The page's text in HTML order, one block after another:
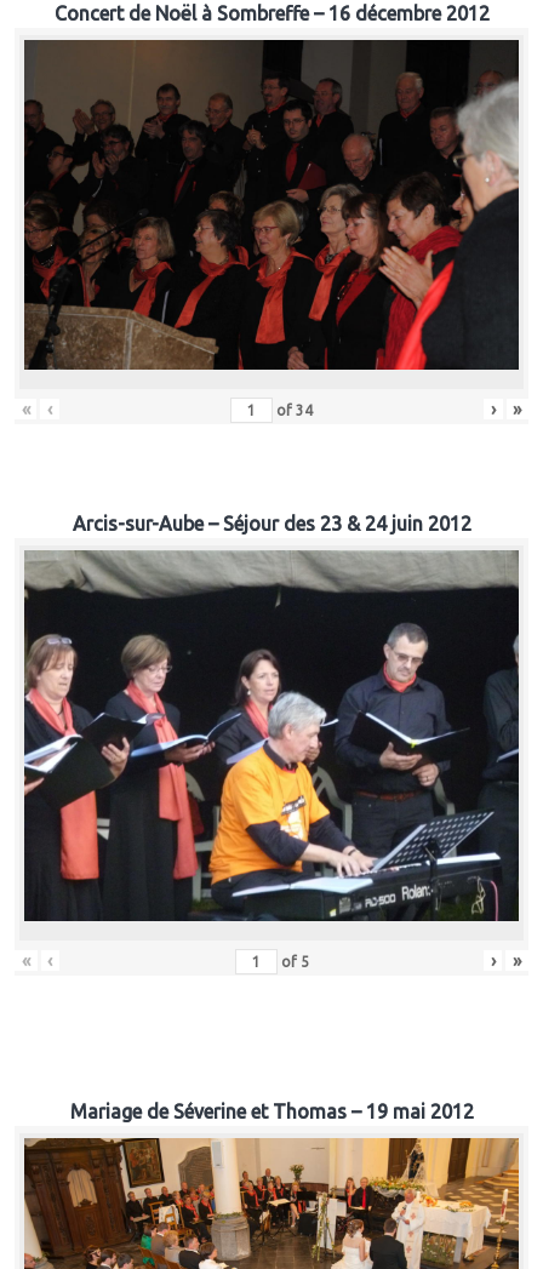
Concert de Noël à Sombreffe – 16 décembre 2012
« ‹ of 34 › »
Arcis-sur-Aube – Séjour des 23 & 24 juin 2012
« ‹ of 5 › »
Mariage de Séverine et Thomas – 19 mai 2012